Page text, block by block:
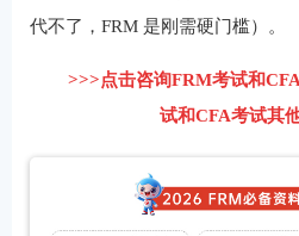
代不了，FRM 是刚需硬门槛）。
>>>点击咨询FRM考试和
试和CFA考试其